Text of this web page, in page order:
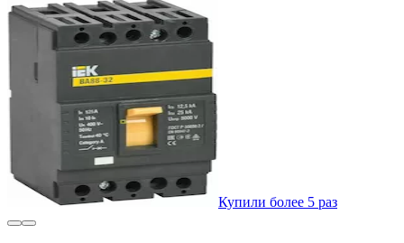
Купили более 5 раз